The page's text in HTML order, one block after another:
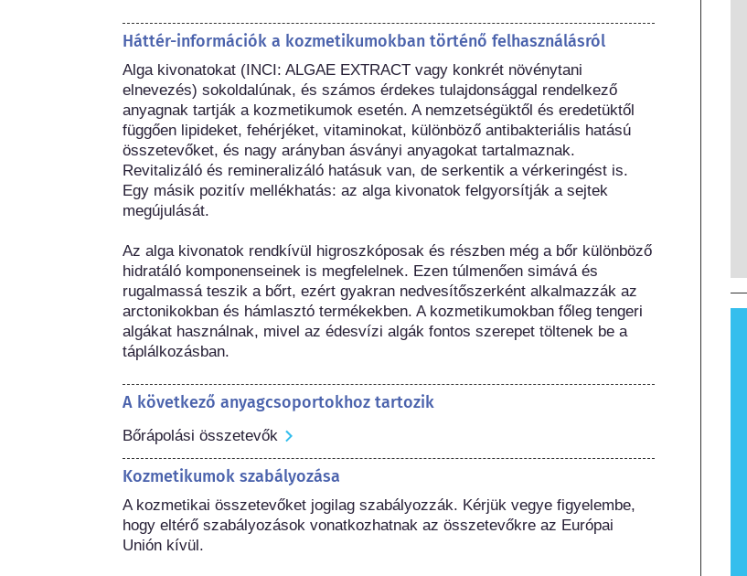
Háttér-információk a kozmetikumokban történő felhasználásról
Alga kivonatokat (INCI: ALGAE EXTRACT vagy konkrét növénytani
elnevezés) sokoldalúnak, és számos érdekes tulajdonsággal rendelkező
anyagnak tartják a kozmetikumok esetén. A nemzetségüktől és eredetüktől
függően lipideket, fehérjéket, vitaminokat, különböző antibakteriális hatású
összetevőket, és nagy arányban ásványi anyagokat tartalmaznak.
Revitalizáló és remineralizáló hatásuk van, de serkentik a vérkeringést is.
Egy másik pozitív mellékhatás: az alga kivonatok felgyorsítják a sejtek
megújulását.
Az alga kivonatok rendkívül higroszkóposak és részben még a bőr különböző
hidratáló komponenseinek is megfelelnek. Ezen túlmenően simává és
rugalmassá teszik a bőrt, ezért gyakran nedvesítőszerként alkalmazzák az
arctonikokban és hámlasztó termékekben. A kozmetikumokban főleg tengeri
algákat használnak, mivel az édesvízi algák fontos szerepet töltenek be a
táplálkozásban.
A következő anyagcsoportokhoz tartozik
Bőrápolási összetevők
Kozmetikumok szabályozása
A kozmetikai összetevőket jogilag szabályozzák. Kérjük vegye figyelembe,
hogy eltérő szabályozások vonatkozhatnak az összetevőkre az Európai
Unión kívül.